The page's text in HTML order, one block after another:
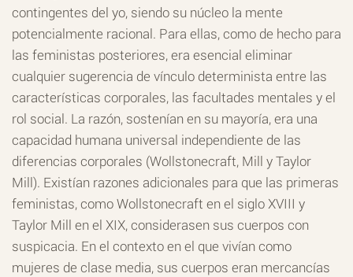
contingentes del yo, siendo su núcleo la mente
potencialmente racional. Para ellas, como de hecho para
las feministas posteriores, era esencial eliminar
cualquier sugerencia de vínculo determinista entre las
características corporales, las facultades mentales y el
rol social. La razón, sostenían en su mayoría, era una
capacidad humana universal independiente de las
diferencias corporales (Wollstonecraft, Mill y Taylor
Mill). Existían razones adicionales para que las primeras
feministas, como Wollstonecraft en el siglo XVIII y
Taylor Mill en el XIX, considerasen sus cuerpos con
suspicacia. En el contexto en el que vivían como
mujeres de clase media, sus cuerpos eran mercancías